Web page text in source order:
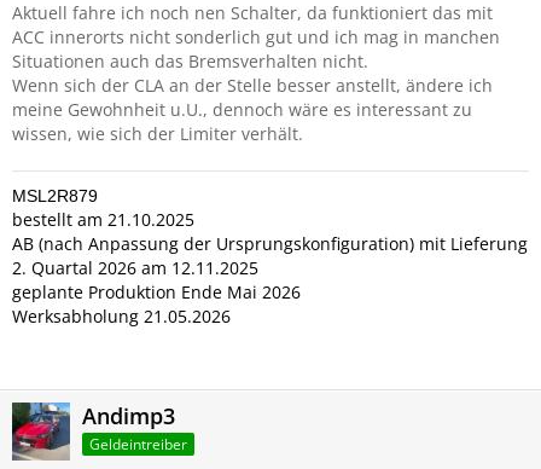
Aktuell fahre ich noch nen Schalter, da funktioniert das mit
ACC innerorts nicht sonderlich gut und ich mag in manchen
Situationen auch das Bremsverhalten nicht.
Wenn sich der CLA an der Stelle besser anstellt, ändere ich
meine Gewohnheit u.U., dennoch wäre es interessant zu
wissen, wie sich der Limiter verhält.
MSL2R879
bestellt am 21.10.2025
AB (nach Anpassung der Ursprungskonfiguration) mit Lieferung
2. Quartal 2026 am 12.11.2025
geplante Produktion Ende Mai 2026
Werksabholung 21.05.2026
Andimp3
Geldeintreiber